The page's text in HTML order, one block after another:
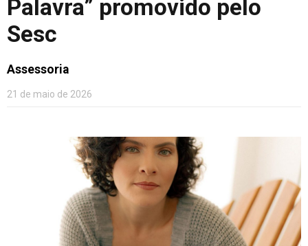
Palavra” promovido pelo
Sesc
Assessoria
21 de maio de 2026